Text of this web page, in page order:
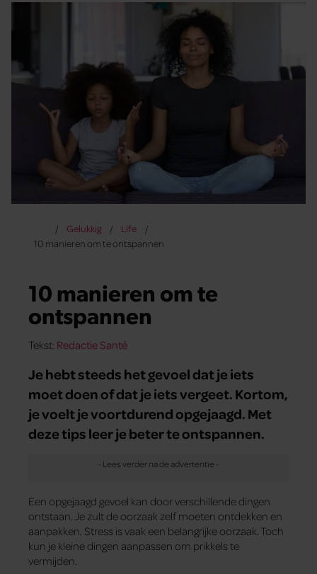
Gelukkig
Life
10 manieren om te ontspannen
10 manieren om te
ontspannen
Tekst: Redactie Santé
Je hebt steeds het gevoel dat je iets
moet doen of dat je iets vergeet. Kortom,
je voelt je voortdurend opgejaagd. Met
deze tips leer je beter te ontspannen.
Een opgejaagd gevoel kan door verschillende dingen
ontstaan. Je zult de oorzaak zelf moeten ontdekken en
aanpakken. Stress is vaak een belangrijke oorzaak. Toch
kun je kleine dingen aanpassen om prikkels te
vermijden.